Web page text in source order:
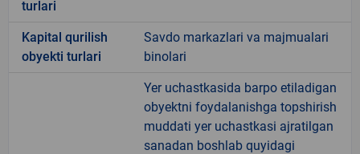
turlari
Kapital qurilish
obyekti turlari
Savdo markazlari va majmualari
binolari
Yer uchastkasida barpo etiladigan
obyektni foydalanishga topshirish
muddati yer uchastkasi ajratilgan
sanadan boshlab quyidagi